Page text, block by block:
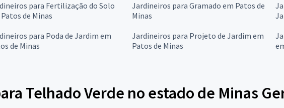
para Fertilização do Solo
de Minas
Jardineiros para Gramado em Patos de
Minas
para Poda de Jardim em
de Minas
Jardineiros para Projeto de Jardim em
Patos de Minas
Telhado Verde no estado de Minas